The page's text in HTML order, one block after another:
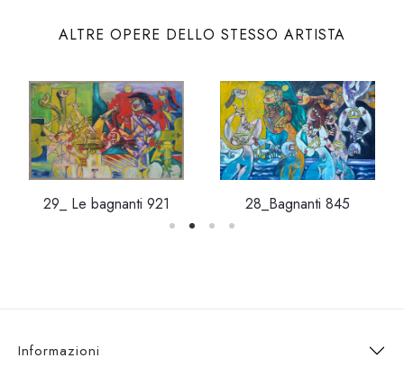
ALTRE OPERE DELLO STESSO ARTISTA
29_ Le bagnanti 921 28_Bagnanti 845
Informazioni